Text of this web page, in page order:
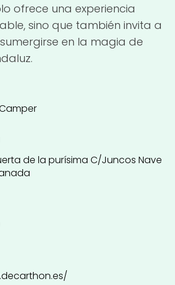
ofrece una experiencia
sino que también invita a
en la magia de
de la purísima C/Juncos Nave